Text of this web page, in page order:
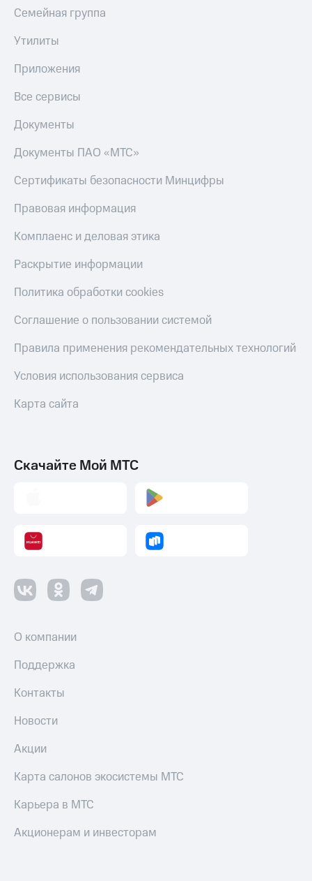
Семейная группа
Утилиты
Приложения
Все сервисы
Документы
Документы ПАО «МТС»
Сертификаты безопасности Минцифры
Правовая информация
Комплаенс и деловая этика
Раскрытие информации
Политика обработки cookies
Соглашение о пользовании системой
Правила применения рекомендательных технологий
Условия использования сервиса
Карта сайта
Скачайте Мой МТС
О компании
Поддержка
Контакты
Новости
Акции
Карта салонов экосистемы МТС
Карьера в МТС
Акционерам и инвесторам